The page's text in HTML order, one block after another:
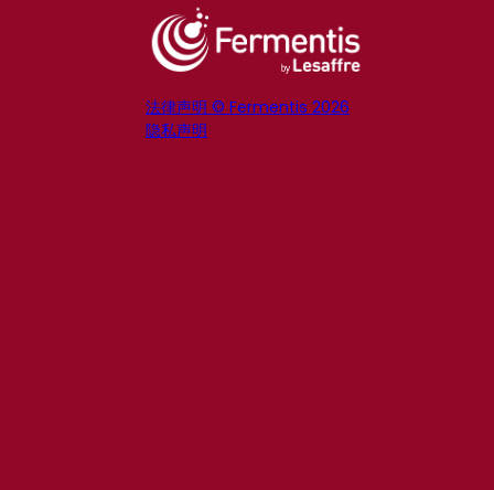
法律声明 © Fermentis 2026
隐私声明